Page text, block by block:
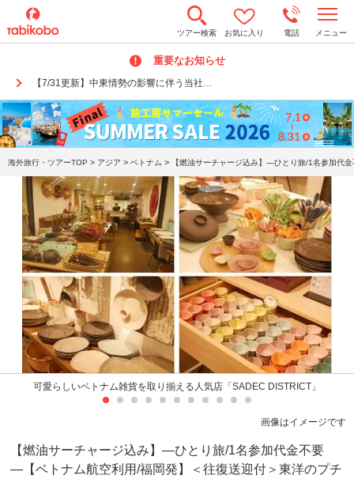
ツアー検索 お気に入り 電話 メニュー
重要なお知らせ
【7/31更新】中東情勢の影響に伴う当社…
o
n
a
v
i
g
a
t
n
海外旅行・ツアーTOP > アジア > ベトナム > 【燃油サーチャージ込み】―ひとり旅/1名参加代
可愛らしいベトナム雑貨を取り揃える人気店「SADEC DISTRICT」
画像はイメージです
【燃油サーチャージ込み】―ひとり旅/1名参加代金不要
―【ベトナム航空利用/福岡発】＜往復送迎付＞東洋のプチ